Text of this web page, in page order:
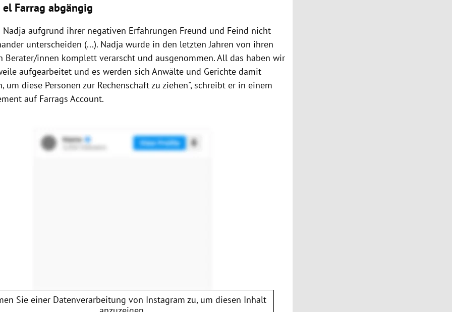
el Farrag abgängig
Nadja aufgrund ihrer negativen Erfahrungen Freund und Feind nicht
unterscheiden (...). Nadja wurde in den letzten Jahren von ihren
Berater/innen komplett verarscht und ausgenommen. All das haben wir
aufgearbeitet und es werden sich Anwälte und Gerichte damit
um diese Personen zur Rechenschaft zu ziehen", schreibt er in einem
auf Farrags Account.
Sie einer Datenverarbeitung von Instagram zu, um diesen Inhalt